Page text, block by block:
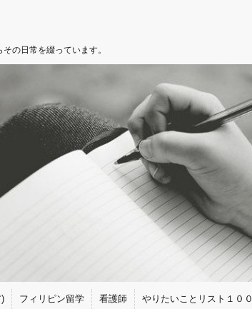
の日常を綴っています。
フィリピン留学 看護師 やりたいことリスト１００